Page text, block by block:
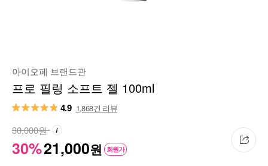
아이오페 브랜드관
프로 필링 소프트 젤 100ml
4.9 1,868건 리뷰
30%21,000원 회원가
30,000원